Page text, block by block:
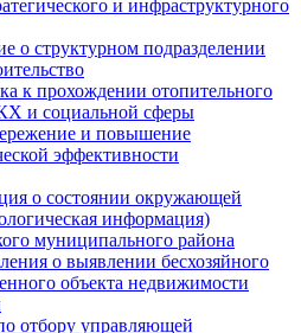
и инфраструктурного
о структурном подразделении
к прохождении отопительного
и социальной сферы
и повышение
эффективности
о состоянии окружающей
информация)
муниципального района
о выявлении бесхозяйного
объекта недвижимости
отбору управляющей